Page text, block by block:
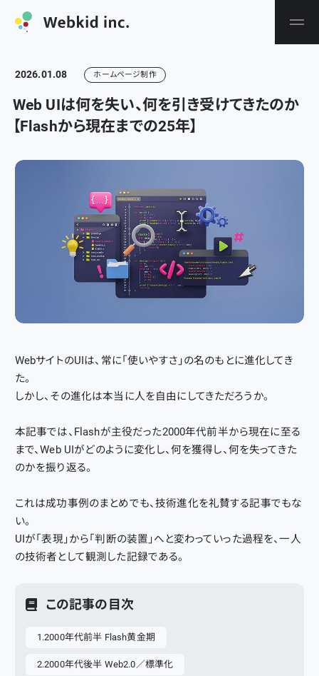
2026.01.08 ホームページ制作
Web UIは何を失い、何を引き受けてきたのか
【Flashから現在までの25年】
WebサイトのUIは、常に「使いやすさ」の名のもとに進化してき
た。
しかし、その進化は本当に人を自由にしてきただろうか。
本記事では、Flashが主役だった2000年代前半から現在に至る
まで、Web UIがどのように変化し、何を獲得し、何を失ってきた
のかを振り返る。
これは成功事例のまとめでも、技術進化を礼賛する記事でもな
い。
UIが「表現」から「判断の装置」へと変わっていった過程を、一人
の技術者として観測した記録である。
この記事の目次
2000年代前半 Flash黄金期
2000年代後半 Web2.0／標準化